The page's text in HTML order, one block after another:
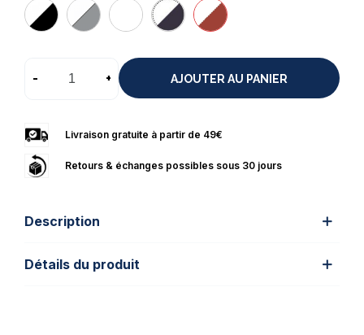
- + AJOUTER AU PANIER
Livraison gratuite à partir de 49€
Retours & échanges possibles sous 30 jours
Description
Détails du produit